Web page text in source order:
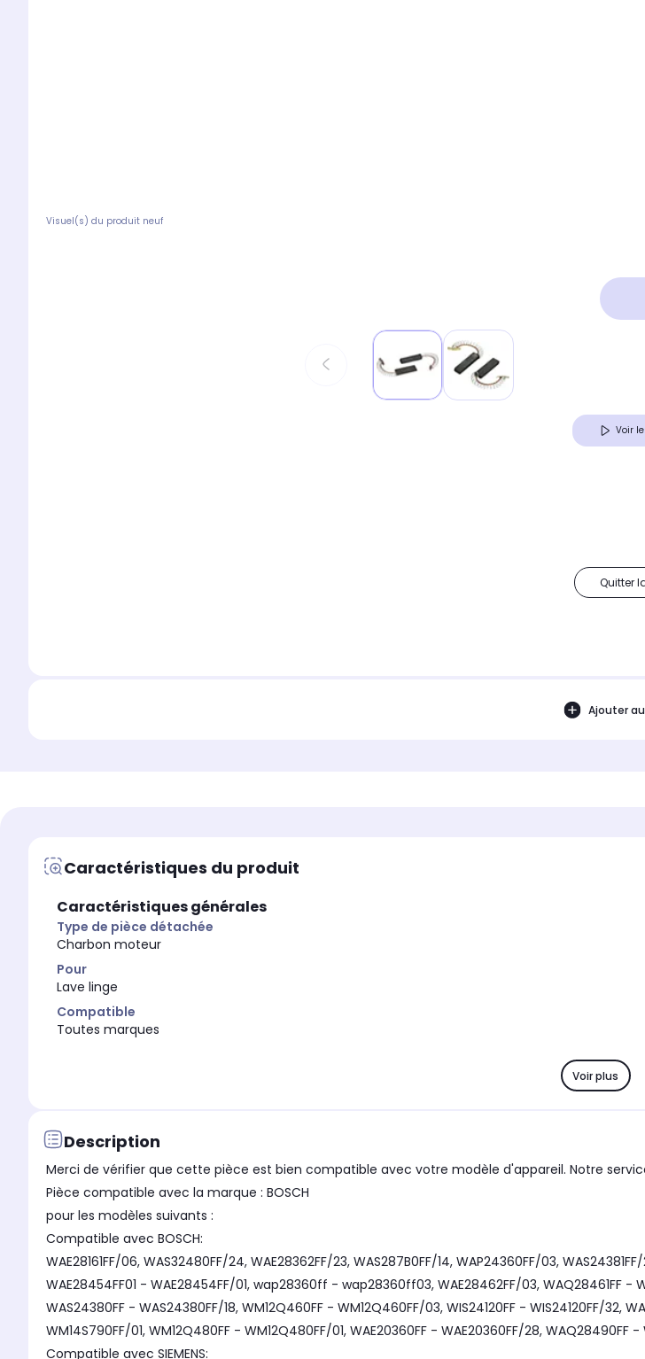
Visuel(s) du produit neuf
Voir
Quitter
Ajouter
Caractéristiques du produit
Caractéristiques générales
Type de pièce détachée
Charbon moteur
Pour
Lave linge
Compatible
Toutes marques
Voir plus
Description
Merci de vérifier que cette pièce est bien compatible avec votre modèle d'appareil. Notre
Pièce compatible avec la marque : BOSCH
pour les modèles suivants :
Compatible avec BOSCH:
WAE28161FF/06, WAS32480FF/24, WAE28362FF/23, WAS287B0FF/14, WAP24360FF/03,
WAE28454FF01 - WAE28454FF/01, wap28360ff - wap28360ff03, WAE28462FF/03, WAQ28461FF -
WAS24380FF - WAS24380FF/18, WM12Q460FF - WM12Q460FF/03, WIS24120FF - WIS24120FF/32,
WM14S790FF/01, WM12Q480FF - WM12Q480FF/01, WAE20360FF - WAE20360FF/28, WAQ28490FF
Compatible avec SIEMENS: